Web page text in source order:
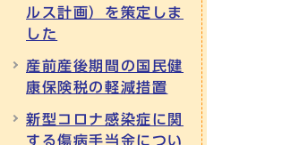
ルス計画）を策定しま
した
産前産後期間の国民健
康保険税の軽減措置
新型コロナ感染症に関
する傷病手当金につい